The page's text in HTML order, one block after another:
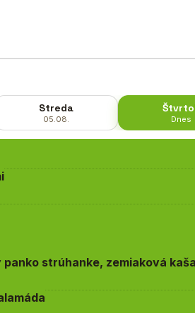
Streda
05.08. Dnes
strúhanke, zemiaková